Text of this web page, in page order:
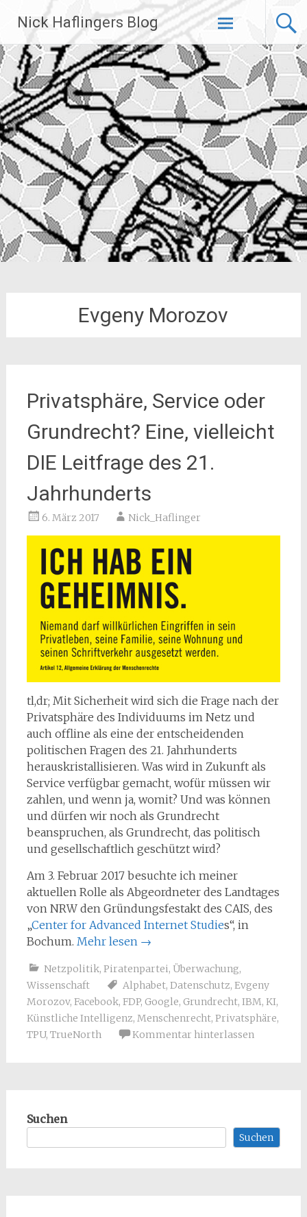
Inhalt
springen
Nick Haflingers Blog
Evgeny Morozov
Privatsphäre, Service oder
Grundrecht? Eine, vielleicht
DIE Leitfrage des 21.
Jahrhunderts
6. März 2017 Nick_Haflinger
tl,dr; Mit Sicherheit wird sich die Frage nach der
Privatsphäre des Individuums im Netz und
auch offline als eine der entscheidenden
politischen Fragen des 21. Jahrhunderts
herauskristallisieren. Was wird in Zukunft als
Service verfügbar gemacht, wofür müssen wir
zahlen, und wenn ja, womit? Und was können
und dürfen wir noch als Grundrecht
beanspruchen, als Grundrecht, das politisch
und gesellschaftlich geschützt wird?
Am 3. Februar 2017 besuchte ich meiner
aktuellen Rolle als Abgeordneter des Landtages
von NRW den Gründungsfestakt des CAIS, des
„Center for Advanced Internet Studies“, in
Bochum. Mehr lesen →
Netzpolitik, Piratenpartei, Überwachung,
Wissenschaft
Alphabet, Datenschutz, Evgeny
Morozov, Facebook, FDP, Google, Grundrecht, IBM, KI,
Künstliche Intelligenz, Menschenrecht, Privatsphäre,
TPU, TrueNorth Kommentar hinterlassen
Suchen
Suchen